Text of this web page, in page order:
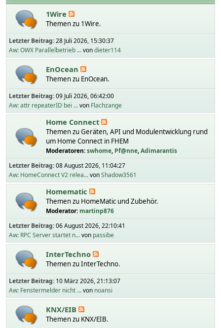
1Wire
Themen zu 1Wire.
Letzter Beitrag:28 Juli 2026, 15:30:37
Aw: OWX Parallelbetrieb ...vondieter114
EnOcean
Themen zu EnOcean.
Letzter Beitrag:09 Juli 2026, 06:42:00
Aw: attr repeaterID bei ...von Flachzange
Home Connect
Themen zu Geräten, API und Modulentwicklung rund
um Home Connect in FHEM
Moderatoren:swhome, Pf@nne,Adimarantis
Letzter Beitrag:08 August 2026, 11:04:27
Aw: HomeConnect V2 relea...vonShadow3561
Homematic
Themen zu HomeMatic und Zubehör.
Moderator: martinp876
Letzter Beitrag:06 August 2026, 22:10:41
Aw: RPC Server startet n...von passibe
InterTechno
Themen zu InterTechno.
Letzter Beitrag: 10 März 2026, 21:13:07
Aw: Fenstermelder nicht ...von noansi
KNX/EIB
Themen zu KNX/EIB.